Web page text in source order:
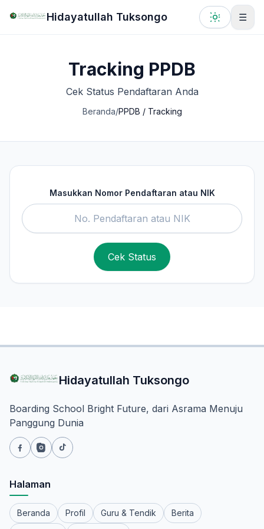
Lewati ke konten utama
Hidayatullah Tuksongo ☰
Tracking PPDB
Cek Status Pendaftaran Anda
Beranda/PPDB / Tracking
Masukkan Nomor Pendaftaran atau NIK
Cek Status
Hidayatullah Tuksongo
Boarding School Bright Future, dari Asrama Menuju
Panggung Dunia
Halaman
Beranda Profil Guru & Tendik
Berita